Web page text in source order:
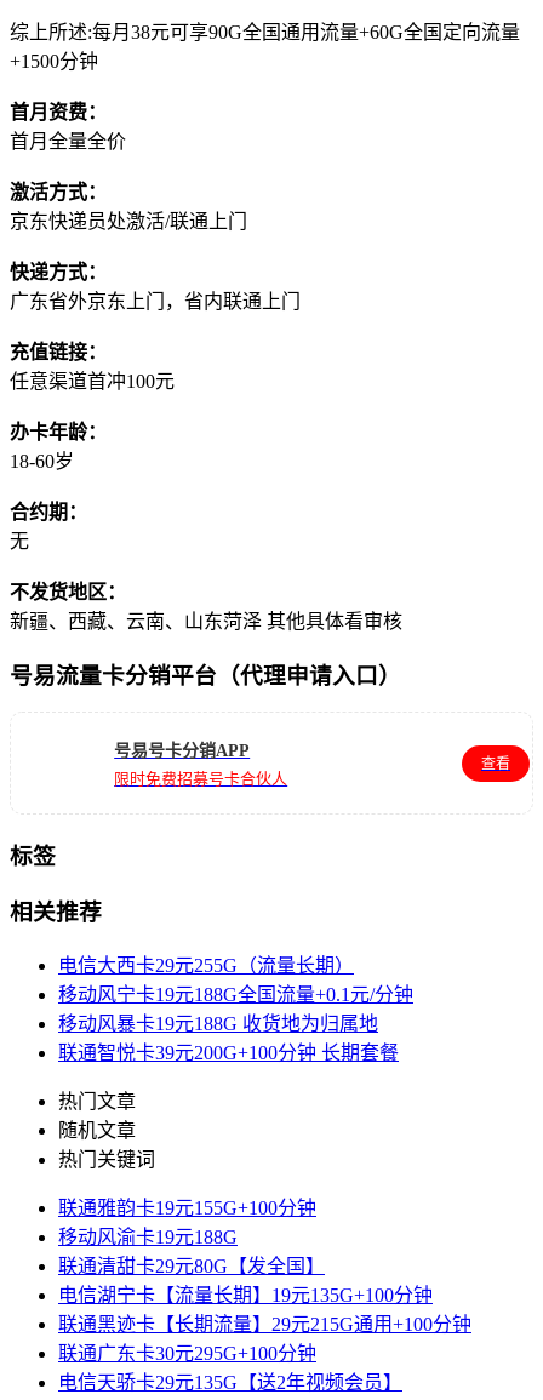
综上所述:每月38元可享90G全国通用流量+60G全国定向流量
+1500分钟
首月资费：
首月全量全价
激活方式：
京东快递员处激活/联通上门
快递方式：
广东省外京东上门，省内联通上门
充值链接：
任意渠道首冲100元
办卡年龄：
18-60岁
合约期：
无
不发货地区：
新疆、西藏、云南、山东菏泽 其他具体看审核
号易流量卡分销平台（代理申请入口）
号易号卡分销APP
限时免费招募号卡合伙人
查看
标签
相关推荐
电信大西卡29元255G（流量长期）
移动风宁卡19元188G全国流量+0.1元/分钟
移动风暴卡19元188G 收货地为归属地
联通智悦卡39元200G+100分钟 长期套餐
热门文章
随机文章
热门关键词
联通雅韵卡19元155G+100分钟
移动风渝卡19元188G
联通清甜卡29元80G【发全国】
电信湖宁卡【流量长期】19元135G+100分钟
联通黑迹卡【长期流量】29元215G通用+100分钟
联通广东卡30元295G+100分钟
电信天骄卡29元135G【送2年视频会员】